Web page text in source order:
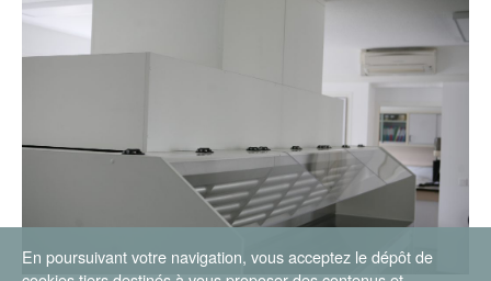
En poursuivant votre navigation, vous acceptez le dépôt de